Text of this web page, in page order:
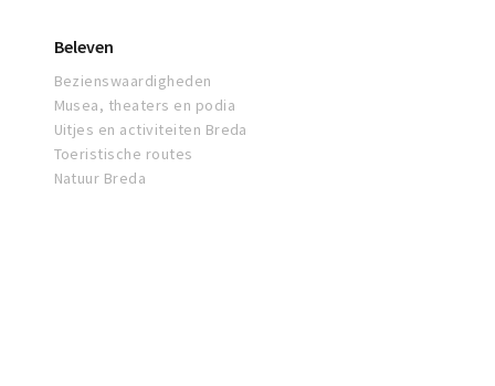
Beleven
Bezienswaardigheden
Musea, theaters en podia
Uitjes en activiteiten Breda
Toeristische routes
Natuur Breda